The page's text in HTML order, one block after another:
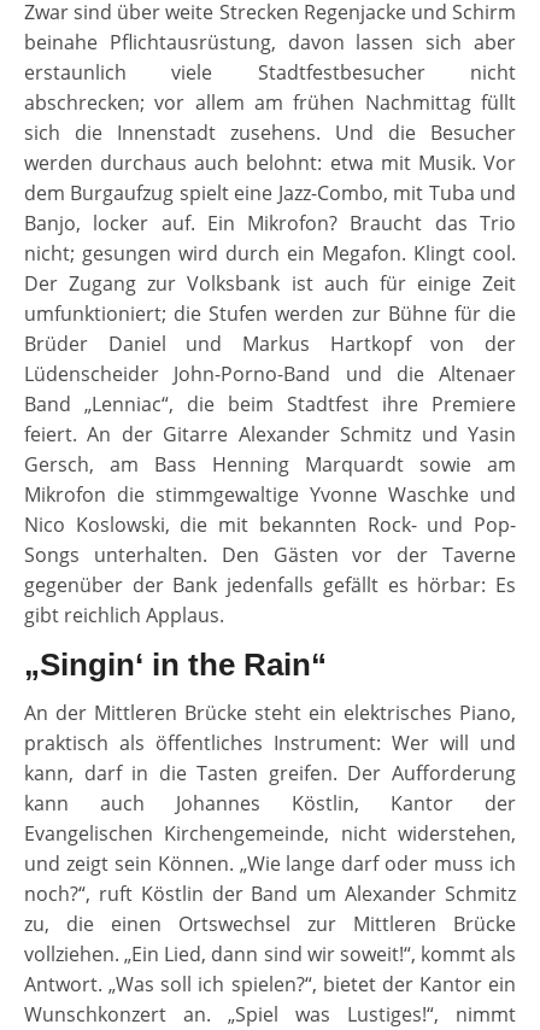
Zwar sind über weite Strecken Regenjacke und Schirm
beinahe Pflichtausrüstung, davon lassen sich aber
erstaunlich viele Stadtfestbesucher nicht
abschrecken; vor allem am frühen Nachmittag füllt
sich die Innenstadt zusehens. Und die Besucher
werden durchaus auch belohnt: etwa mit Musik. Vor
dem Burgaufzug spielt eine Jazz-Combo, mit Tuba und
Banjo, locker auf. Ein Mikrofon? Braucht das Trio
nicht; gesungen wird durch ein Megafon. Klingt cool.
Der Zugang zur Volksbank ist auch für einige Zeit
umfunktioniert; die Stufen werden zur Bühne für die
Brüder Daniel und Markus Hartkopf von der
Lüdenscheider John-Porno-Band und die Altenaer
Band „Lenniac“, die beim Stadtfest ihre Premiere
feiert. An der Gitarre Alexander Schmitz und Yasin
Gersch, am Bass Henning Marquardt sowie am
Mikrofon die stimmgewaltige Yvonne Waschke und
Nico Koslowski, die mit bekannten Rock- und Pop-
Songs unterhalten. Den Gästen vor der Taverne
gegenüber der Bank jedenfalls gefällt es hörbar: Es
gibt reichlich Applaus.
„Singin‘ in the Rain“
An der Mittleren Brücke steht ein elektrisches Piano,
praktisch als öffentliches Instrument: Wer will und
kann, darf in die Tasten greifen. Der Aufforderung
kann auch Johannes Köstlin, Kantor der
Evangelischen Kirchengemeinde, nicht widerstehen,
und zeigt sein Können. „Wie lange darf oder muss ich
noch?“, ruft Köstlin der Band um Alexander Schmitz
zu, die einen Ortswechsel zur Mittleren Brücke
vollziehen. „Ein Lied, dann sind wir soweit!“, kommt als
Antwort. „Was soll ich spielen?“, bietet der Kantor ein
Wunschkonzert an. „Spiel was Lustiges!“, nimmt